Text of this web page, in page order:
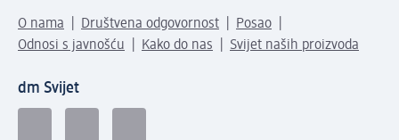
O nama Društvena odgovornost
Posao
Odnosi s javnošću
Kako do nas Svijet naših proizvoda
dm Svijet